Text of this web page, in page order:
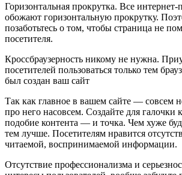
Горизонтальная прокрутка. Все интернет-
обожают горизонтальную прокрутку.
позаботьтесь о том, чтобы страница не
посетителя.
Кроссбраузерность никому не нужна.
посетителей пользоваться только тем
был создан ваш сайт
Так как главное в вашем сайте — совсем
про него насовсем. Создайте для галочки
подобие контента — и точка. Чем хуже
тем лучше. Посетителям нравится
читаемой, воспринимаемой информации.
Отсутствие профессионализма и